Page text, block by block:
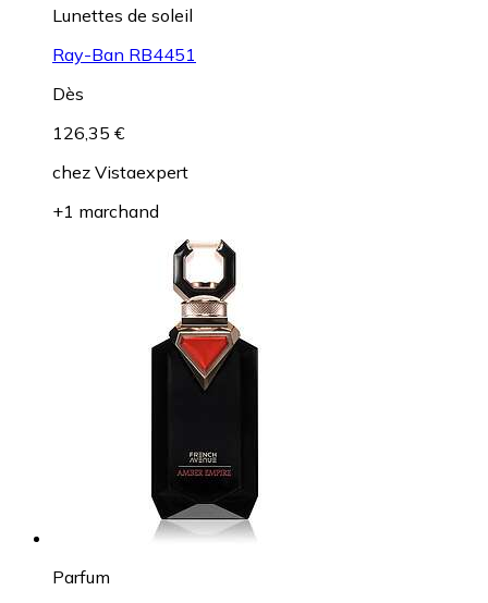
Lunettes de soleil
Ray-Ban RB4451
Dès
126,35 €
chez Vistaexpert
+1 marchand
Parfum